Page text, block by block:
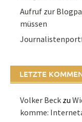
Aufruf zur
müssen
LETZTE
Volker Beck zu
komme: